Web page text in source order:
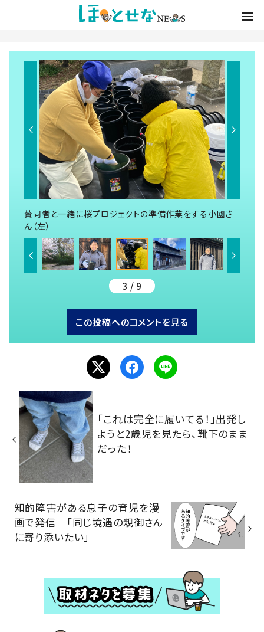
賛同者と一緒に桜プロジェクトの準備作業をする小國さ
ん（左）
3 / 9
この投稿へのコメントを見る
「これは完全に履いてる！」出発し
ようと2歳児を見たら、靴下のまま
だった！
知的障害がある息子の育児を漫
画で発信 「同じ境遇の親御さん
に寄り添いたい」